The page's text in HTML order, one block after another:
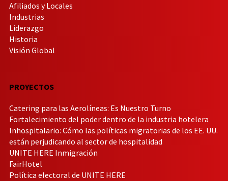
Afiliados y Locales
Industrias
Liderazgo
Historia
Visión Global
PROYECTOS
Catering para las Aerolíneas: Es Nuestro Turno
Fortalecimiento del poder dentro de la industria hotelera
Inhospitalario: Cómo las políticas migratorias de los EE. UU.
están perjudicando al sector de hospitalidad
UNITE HERE Inmigración
FairHotel
Política electoral de UNITE HERE